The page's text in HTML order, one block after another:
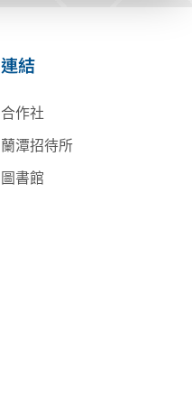
連結
合作社
蘭潭招待所
圖書館